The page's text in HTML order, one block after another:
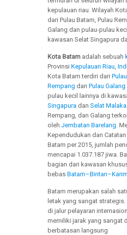
kepulauan riau. Wilayah
dari Pulau Batam, Pulau
Galang dan pulau-pulau
kawasan Selat Singapura
Kota Batamadalah sebuah
Provinsi Kepulauan Riau,
Kota Batam terdiri dari
Rempang dan Pulau Galang
pulau kecil lainnya di
Singapuradan Selat Malaka
Rempang, dan Galang
oleh Jembatan Barelang.
Kependudukan dan
Batam per 2015, jumlah
mencapai 1.037.187 jiwa.
bagian dari kawasan
bebas
Batam merupakan salah
letak yang sangat
di jalur pelayaran
memiliki jarak yang sangat
berbatasan langsung